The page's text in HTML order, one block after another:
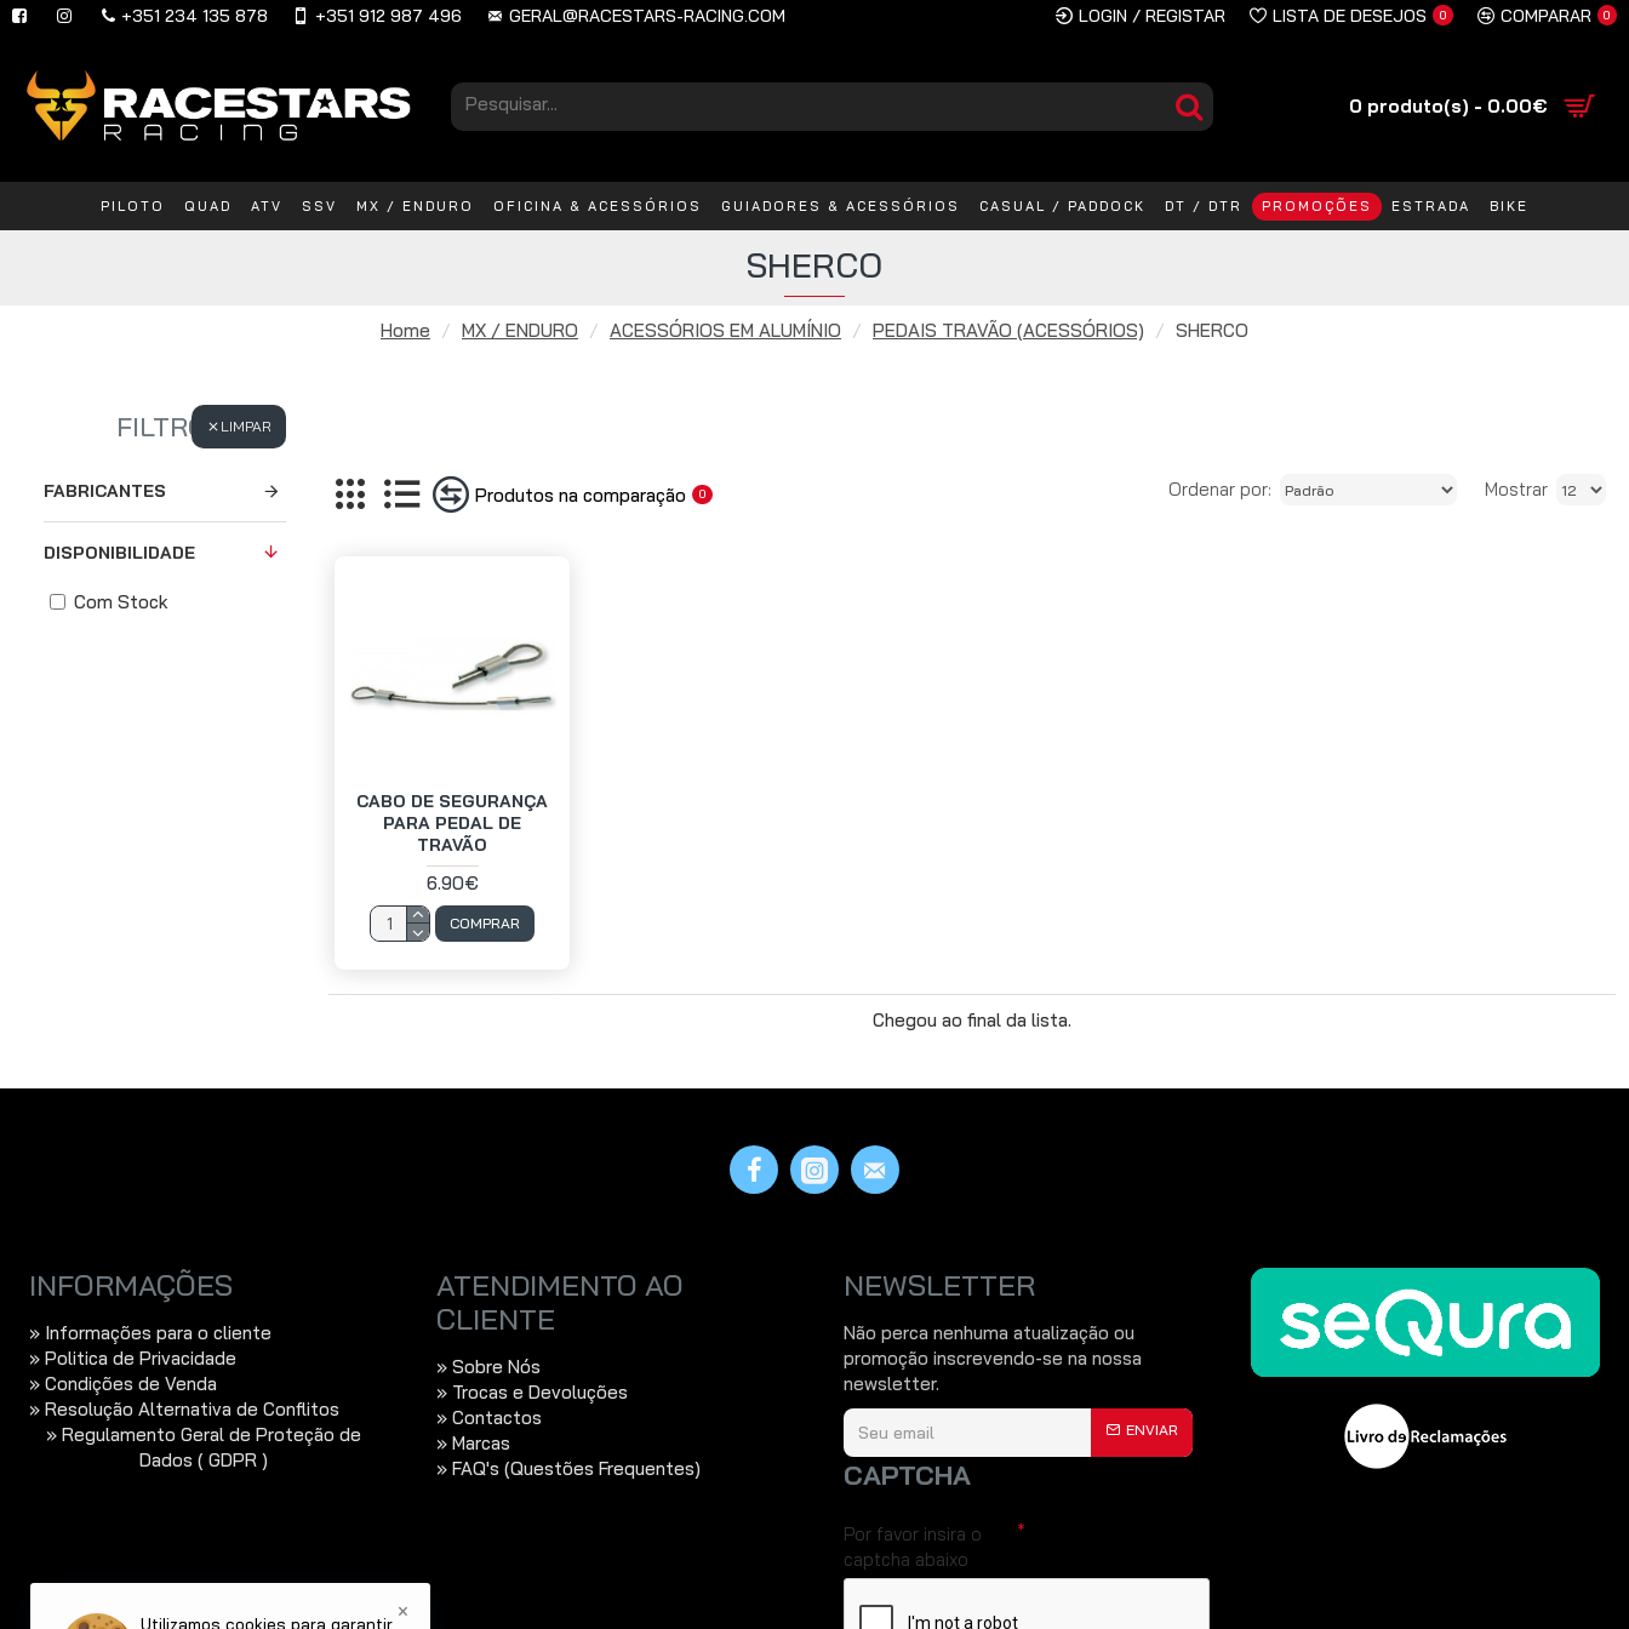
+351 234 135 878 +351 912 987 496 GERAL@RACESTARS-RACING.COM LOGIN / REGISTAR LISTA DE DESEJOS 0 COMPARAR 0
0 produto(s) - 0.00€
PILOTO QUAD ATV SSV MX / ENDURO OFICINA & ACESSÓRIOS GUIADORES & ACESSÓRIOS CASUAL / PADDOCK DT / DTR PROMOÇÕES ESTRADA BIKE
Home MX / ENDURO ACESSÓRIOS EM ALUMÍNIO PEDAIS TRAVÃO (ACESSÓRIOS) SHERCO
SHERCO
FILTRO LIMPAR
FABRICANTES
DISPONIBILIDADE
Com Stock
Produtos na comparação 0 Ordenar por: Mostrar
CABO DE SEGURANÇA
PARA PEDAL DE
TRAVÃO
6.90€
COMPRAR
Chegou ao final da lista.
INFORMAÇÕES
» Informações para o cliente
» Politica de Privacidade
» Condições de Venda
» Resolução Alternativa de Conflitos
» Regulamento Geral de Proteção de
Dados ( GDPR )
ATENDIMENTO AO
CLIENTE
» Sobre Nós
» Trocas e Devoluções
» Contactos
» Marcas
» FAQ's (Questões Frequentes)
NEWSLETTER
Não perca nenhuma atualização ou
promoção inscrevendo-se na nossa
newsletter.
ENVIAR
CAPTCHA
Por favor insira o
captcha abaixo
Utilizamos cookies para garantir
×